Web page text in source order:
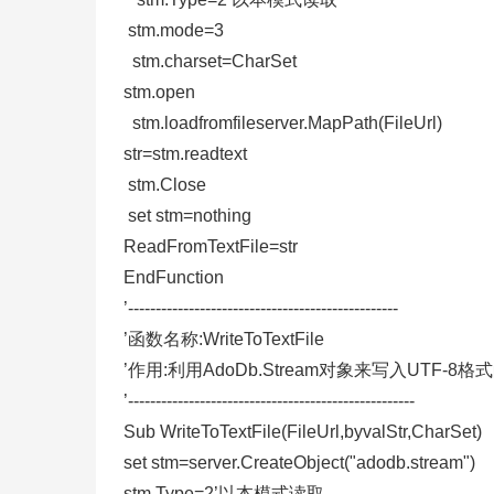
stm.mode=3
stm.charset=CharSet
stm.open
stm.loadfromfileserver.MapPath(FileUrl)
str=stm.readtext
stm.Close
set stm=nothing
ReadFromTextFile=str
EndFunction
’-------------------------------------------------
’函数名称:WriteToTextFile
’作用:利用AdoDb.Stream对象来写入UTF-8格
’----------------------------------------------------
Sub WriteToTextFile(FileUrl,byvalStr,CharSet)
set stm=server.CreateObject("adodb.stream")